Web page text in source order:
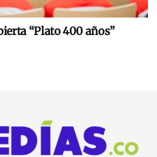
“Plato 400 años”